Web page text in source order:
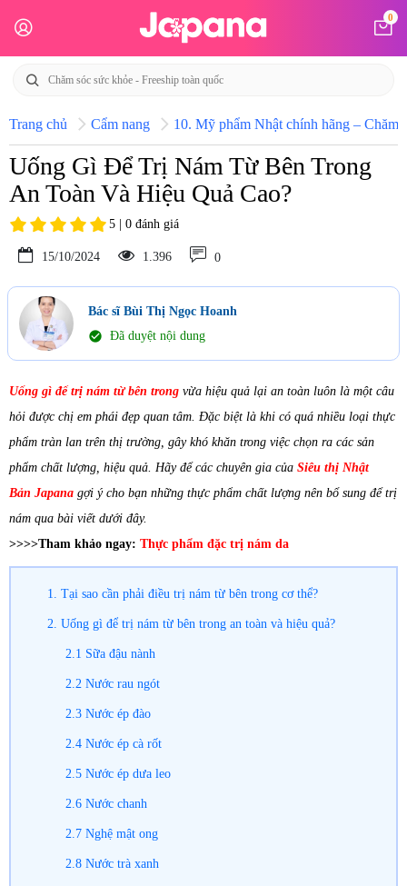
0
Trang chủ Cẩm nang 10. Mỹ phẩm Nhật chính hãng – Chăm
Uống Gì Để Trị Nám Từ Bên Trong
An Toàn Và Hiệu Quả Cao?
5 | 0 đánh giá
15/10/2024 1.396 0
Bác sĩ Bùi Thị Ngọc Hoanh
check_circle Đã duyệt nội dung
Uống gì để trị nám từ bên trong vừa hiệu quả lại an toàn luôn là một câu
hỏi được chị em phái đẹp quan tâm. Đặc biệt là khi có quá nhiều loại thực
phẩm tràn lan trên thị trường, gây khó khăn trong việc chọn ra các sản
phẩm chất lượng, hiệu quả. Hãy để các chuyên gia của Siêu thị Nhật
Bản Japana gợi ý cho bạn những thực phẩm chất lượng nên bổ sung để trị
nám qua bài viết dưới đây.
>>>>Tham khảo ngay: Thực phẩm đặc trị nám da
1. Tại sao cần phải điều trị nám từ bên trong cơ thể?
2. Uống gì để trị nám từ bên trong an toàn và hiệu quả?
2.1 Sữa đậu nành
2.2 Nước rau ngót
2.3 Nước ép đào
2.4 Nước ép cà rốt
2.5 Nước ép dưa leo
2.6 Nước chanh
2.7 Nghệ mật ong
2.8 Nước trà xanh